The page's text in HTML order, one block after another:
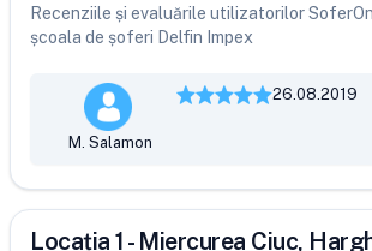
Recenziile și evaluările utilizatorilor
școala de șoferi Delfin Impex
M. Salamon
26.08.2019
Locația 1 - Miercurea Ciuc,